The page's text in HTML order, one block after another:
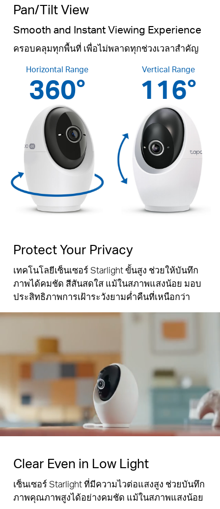
Pan/Tilt View
Smooth and Instant Viewing Experience
ครอบคลุมทุกพื้นที่ เพื่อไม่พลาดทุกช่วงเวลาสำคัญ
Horizontal Range
360°
Vertical Range
116°
Protect Your Privacy
เทคโนโลยีเซ็นเซอร์ Starlight ขั้นสูง ช่วยให้บันทึก
ภาพได้คมชัด สีสันสดใส แม้ในสภาพแสงน้อย มอบ
ประสิทธิภาพการเฝ้าระวังยามค่ำคืนที่เหนือกว่า
Pause
Pause
Clear Even in Low Light
เซ็นเซอร์ Starlight ที่มีความไวต่อแสงสูง ช่วยบันทึก
ภาพคุณภาพสูงได้อย่างคมชัด แม้ในสภาพแสงน้อย